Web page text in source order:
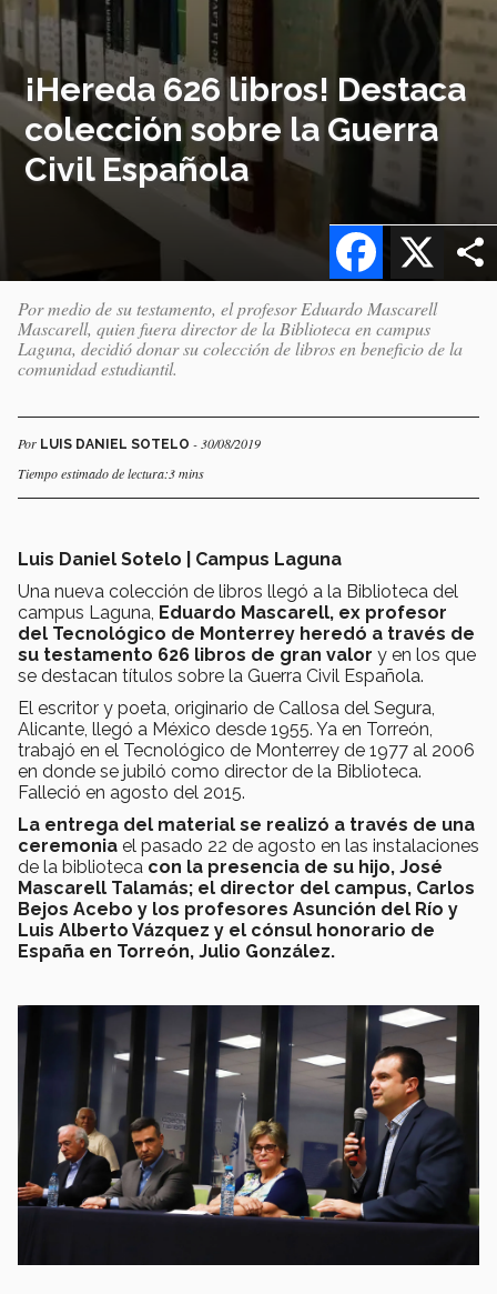
¡Hereda 626 libros! Destaca
colección sobre la Guerra
Civil Española
X
Facebook
Por medio de su testamento, el profesor Eduardo Mascarell
Mascarell, quien fuera director de la Biblioteca en campus
Laguna, decidió donar su colección de libros en beneficio de la
comunidad estudiantil.
Por LUIS DANIEL SOTELO - 30/08/2019
Tiempo estimado de lectura:3 mins
Luis Daniel Sotelo | Campus Laguna
Una nueva colección de libros llegó a la Biblioteca del
campus Laguna, Eduardo Mascarell, ex profesor
del Tecnológico de Monterrey heredó a través de
su testamento 626 libros de gran valor y en los que
se destacan títulos sobre la Guerra Civil Española.
El escritor y poeta, originario de Callosa del Segura,
Alicante, llegó a México desde 1955. Ya en Torreón,
trabajó en el Tecnológico de Monterrey de 1977 al 2006
en donde se jubiló como director de la Biblioteca.
Falleció en agosto del 2015.
La entrega del material se realizó a través de una
ceremonia el pasado 22 de agosto en las instalaciones
de la biblioteca con la presencia de su hijo, José
Mascarell Talamás; el director del campus, Carlos
Bejos Acebo y los profesores Asunción del Río y
Luis Alberto Vázquez y el cónsul honorario de
España en Torreón, Julio González.